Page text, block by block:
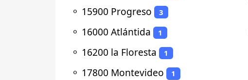
⚬ 15900 Progreso 3
⚬ 16000 Atlántida 1
⚬ 16200 la Floresta 1
⚬ 17800 Montevideo 1